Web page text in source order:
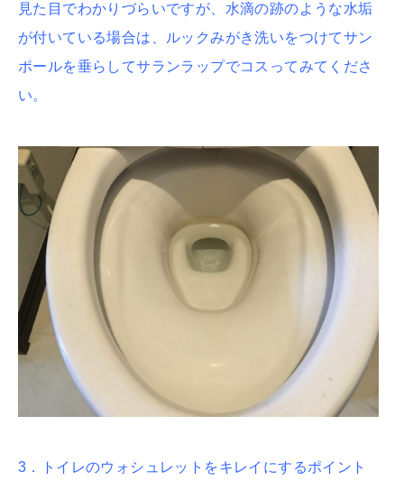
見た目でわかりづらいですが、水滴の跡のような水垢
が付いている場合は、ルックみがき洗いをつけてサン
ポールを垂らしてサランラップでコスってみてくださ
い。
3．トイレのウォシュレットをキレイにするポイント